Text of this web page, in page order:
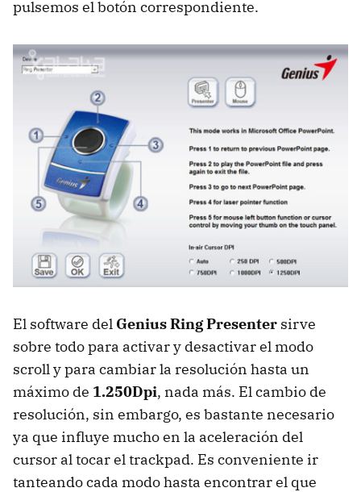
pulsemos el botón correspondiente.
El software del Genius Ring Presenter sirve
sobre todo para activar y desactivar el modo
scroll y para cambiar la resolución hasta un
máximo de 1.250Dpi, nada más. El cambio de
resolución, sin embargo, es bastante necesario
ya que influye mucho en la aceleración del
cursor al tocar el trackpad. Es conveniente ir
tanteando cada modo hasta encontrar el que